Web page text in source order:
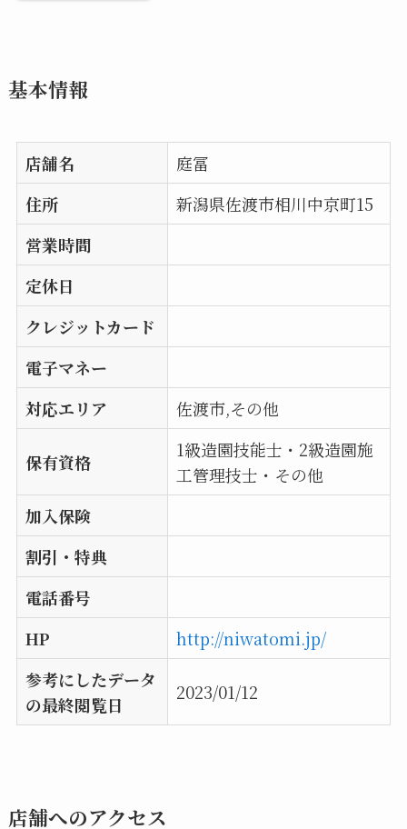
基本情報
店舗名
庭冨
住所
新潟県佐渡市相川中京町15
営業時間
定休日
クレジットカード
電子マネー
対応エリア
佐渡市,その他
保有資格
1級造園技能士・2級造園施
工管理技士・その他
加入保険
割引・特典
電話番号
HP
http://niwatomi.jp/
参考にしたデータ
の最終閲覧日
2023/01/12
店舗へのアクセス